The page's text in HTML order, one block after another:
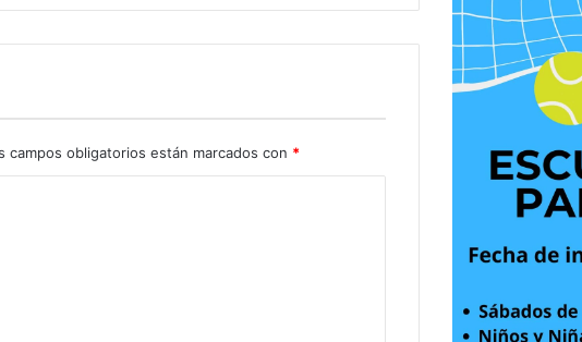
campos obligatorios están marcados con *